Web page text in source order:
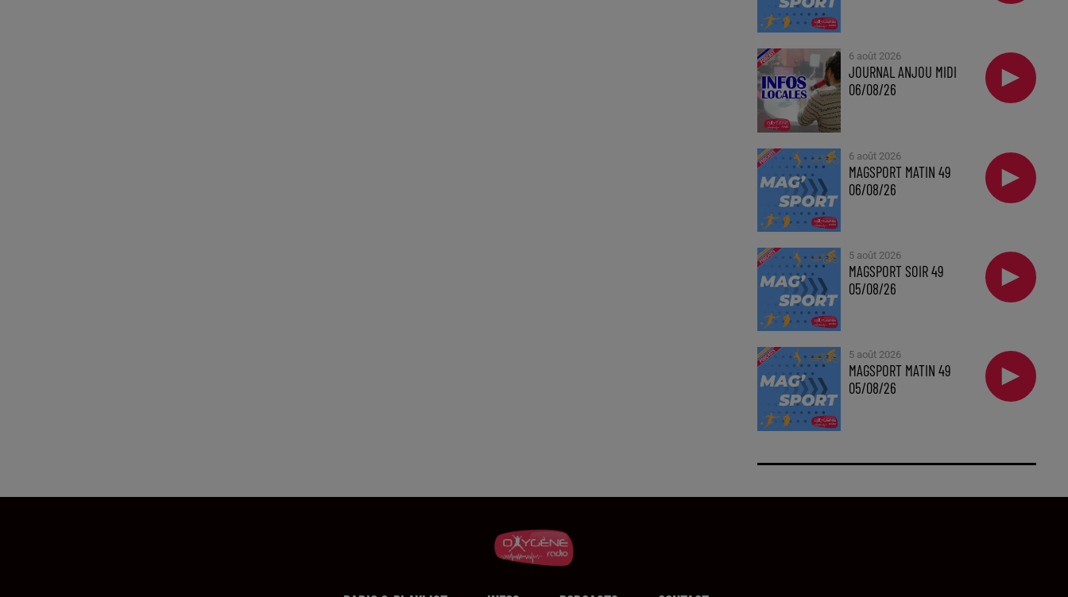
6 août 2026
JOURNAL ANJOU MIDI
06/08/26
6 août 2026
MAGSPORT MATIN 49
06/08/26
5 août 2026
MAGSPORT SOIR 49
05/08/26
5 août 2026
MAGSPORT MATIN 49
05/08/26